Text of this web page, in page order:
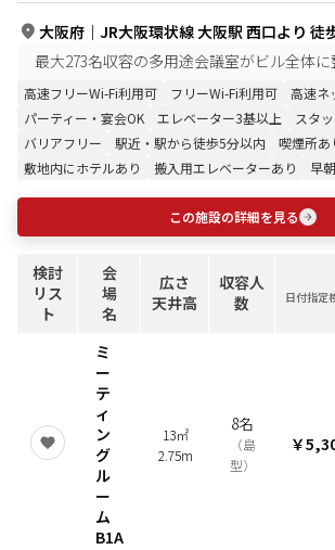
大阪府 ｜ JR大阪環状線 大阪駅 西口より 徒
最大273名収容の多用途会議室がビル全体に
高速フリーWi-Fi利用可 フリーWi-Fi利用可
高速ネ
パーティー・宴会OK
エレベーター3基以上
スタ
バリアフリー
駅近・駅から徒歩5分以内
喫煙所あ
敷地内にホテルあり
搬入用エレベーターあり 早
この施設の詳細を見る
検討
リス
ト
会
場
名
広さ
天井高
収容人
数
日付指定
ミ
ー
テ
ィ
ン
グ
ル
ー
ム
B1A
13㎡
2.75m
8名
（島
型）
￥